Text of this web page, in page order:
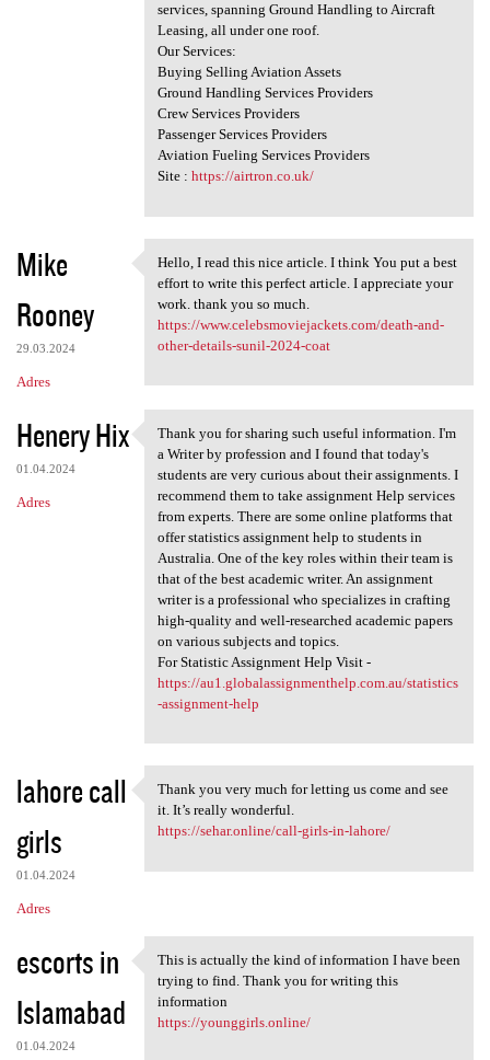
services, spanning Ground Handling to Aircraft
Leasing, all under one roof.
Our Services:
Buying Selling Aviation Assets
Ground Handling Services Providers
Crew Services Providers
Passenger Services Providers
Aviation Fueling Services Providers
Site : https://airtron.co.uk/
Mike
Rooney
29.03.2024
Adres
Hello, I read this nice
Hello, I read this nice article. I think You put a best
effort to write this perfect article. I appreciate your
work. thank you so much.
https://www.celebsmoviejackets.com/death-and-
other-details-sunil-2024-coat
Henery Hix
01.04.2024
Adres
Thank you for sharing such
Thank you for sharing such useful information. I'm
a Writer by profession and I found that today's
students are very curious about their assignments. I
recommend them to take assignment Help services
from experts. There are some online platforms that
offer statistics assignment help to students in
Australia. One of the key roles within their team is
that of the best academic writer. An assignment
writer is a professional who specializes in crafting
high-quality and well-researched academic papers
on various subjects and topics.
For Statistic Assignment Help Visit -
https://au1.globalassignmenthelp.com.au/statistics
-assignment-help
lahore call
girls
01.04.2024
Adres
Thank you very much for
Thank you very much for letting us come and see
it. It’s really wonderful.
https://sehar.online/call-girls-in-lahore/
escorts in
Islamabad
01.04.2024
This is actually the kind of
This is actually the kind of information I have been
trying to find. Thank you for writing this
information
https://younggirls.online/